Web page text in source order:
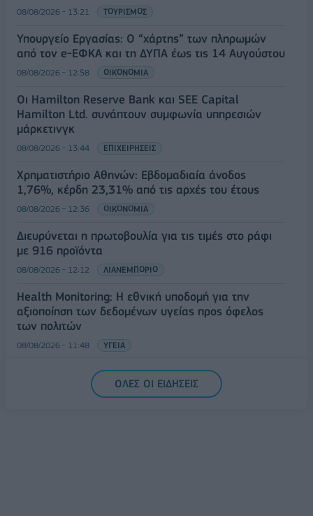
08/08/2026 - 13:21 ΤΟΥΡΙΣΜΟΣ
Υπουργείο Εργασίας: Ο “χάρτης” των πληρωμών
από τον e-ΕΦΚΑ και τη ΔΥΠΑ έως τις 14 Αυγούστου
08/08/2026 - 12:58 ΟΙΚΟΝΟΜΙΑ
Οι Hamilton Reserve Bank και SEE Capital
Hamilton Ltd. συνάπτουν συμφωνία υπηρεσιών
μάρκετινγκ
08/08/2026 - 13:44 ΕΠΙΧΕΙΡΗΣΕΙΣ
Χρηματιστήριο Αθηνών: Εβδομαδιαία άνοδος
1,76%, κέρδη 23,31% από τις αρχές του έτους
08/08/2026 - 12:36 ΟΙΚΟΝΟΜΙΑ
Διευρύνεται η πρωτοβουλία για τις τιμές στο ράφι
με 916 προϊόντα
08/08/2026 - 12:12 ΛΙΑΝΕΜΠΟΡΙΟ
Health Monitoring: Η εθνική υποδομή για την
αξιοποίηση των δεδομένων υγείας προς όφελος
των πολιτών
08/08/2026 - 11:48 ΥΓΕΙΑ
Ελληνική Αναπτυξιακή Τράπεζα: Με «προίκα» 2 δισ.
ευρώ ανοίγει δρόμο για δάνεια έως 5 δισ. σε
ΟΛΕΣ ΟΙ ΕΙΔΗΣΕΙΣ